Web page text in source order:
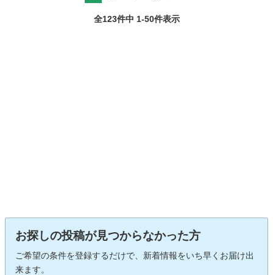
全123件中 1-50件表示
お探しの投稿が見つからなかった方
ご希望の条件を登録するだけで、新着情報をいち早くお届け出
来ます。